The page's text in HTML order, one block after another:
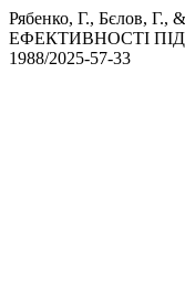
Рябенко, Г.,
ЕФЕКТИВНОСТІ
1988/2025-57-33